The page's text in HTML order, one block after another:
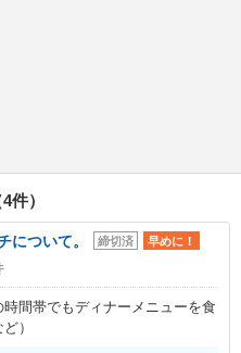
件）
について。 締切済 早めに！
間帯でもディナーメニューを食
）